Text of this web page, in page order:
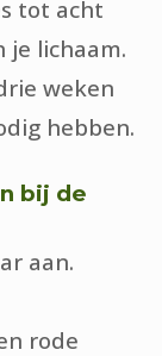
tot acht
je lichaam.
weken
hebben.
bij de
aan.
rode